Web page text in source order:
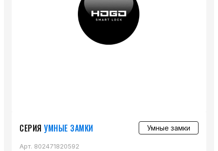
СЕРИЯ УМНЫЕ ЗАМКИ Умные замки
Арт. 802471820592